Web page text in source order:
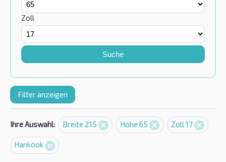
Zoll
Suche
Filter anzeigen
Ihre Auswahl: Breite 215 Höhe 65 Zoll 17
Hankook